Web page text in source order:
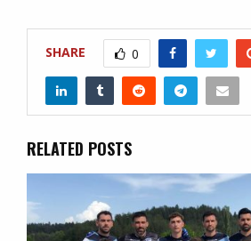
SHARE 0
RELATED POSTS